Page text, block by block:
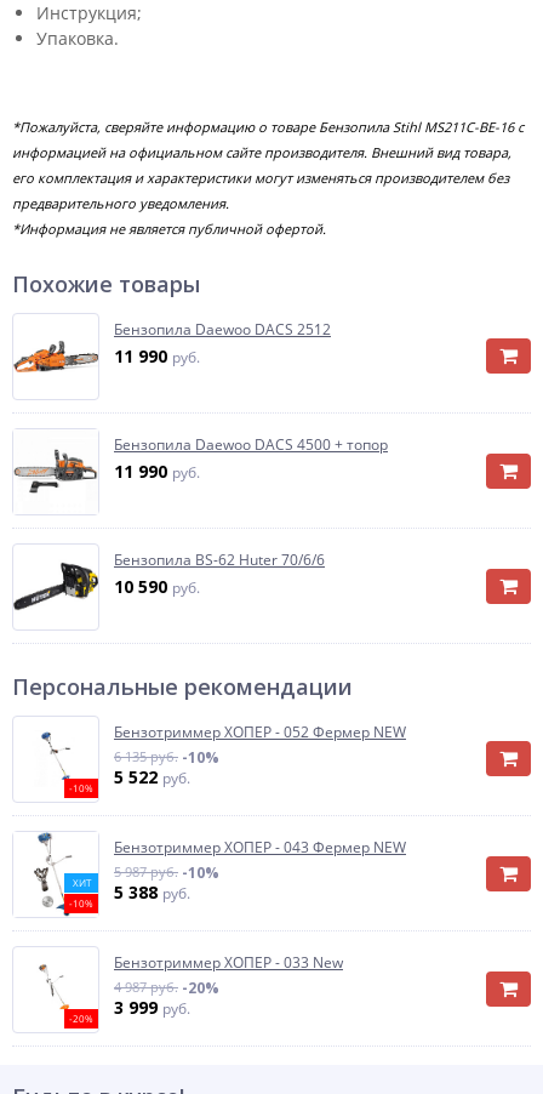
Инструкция;
Упаковка.
*Пожалуйста, сверяйте информацию о товаре Бензопила Stihl MS211C-BE-16 с
информацией на официальном сайте производителя. Внешний вид товара,
его комплектация и характеристики могут изменяться производителем без
предварительного уведомления.
*Информация не является публичной офертой.
Похожие товары
Бензопила Daewoo DACS 2512
11 990 руб.
Бензопила Daewoo DACS 4500 + топор
11 990 руб.
Бензопила BS-62 Huter 70/6/6
10 590 руб.
Персональные рекомендации
-10%
Бензотриммер ХОПЕР - 052 Фермер NEW
6 135 руб. -10%
5 522 руб.
ХИТ
-10%
Бензотриммер ХОПЕР - 043 Фермер NEW
5 987 руб. -10%
5 388 руб.
-20%
Бензотриммер ХОПЕР - 033 New
4 987 руб. -20%
3 999 руб.